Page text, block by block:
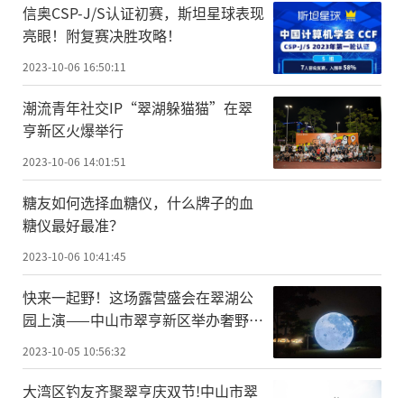
信奥CSP-J/S认证初赛，斯坦星球表现
亮眼！附复赛决胜攻略！
2023-10-06 16:50:11
潮流青年社交IP“翠湖躲猫猫”在翠
亨新区火爆举行
2023-10-06 14:01:51
糖友如何选择血糖仪，什么牌子的血
糖仪最好最准？
2023-10-06 10:41:45
快来一起野！这场露营盛会在翠湖公
园上演——中山市翠亨新区举办奢野露
2023-10-05 10:56:32
大湾区钓友齐聚翠亨庆双节!中山市翠